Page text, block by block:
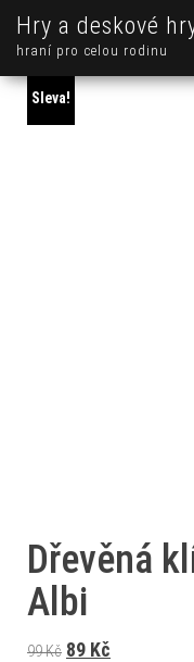
Hry a deskové
hraní pro celou rodinu
Sleva!
Dřevěná
Albi
99Kč Původní cena
89 Kč